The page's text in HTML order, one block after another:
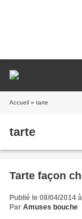
Accueil » tarte
tarte
Tarte façon
Publié le 08/04/2014
Par Amuses bouche